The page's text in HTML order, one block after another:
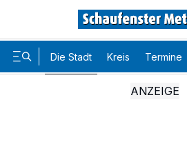
Die Stadt Kreis Termine